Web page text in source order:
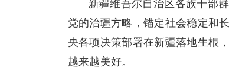
新疆维吾尔自治区各族干部
党的治疆方略，锚定社会稳定和
央各项决策部署在新疆落地生根
越来越美好。